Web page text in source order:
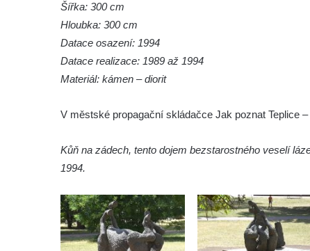
Socha Přátelství v ZOO Hluboká
Socha Matka příroda v ZOO Hluboká
Socha Kudlanka v ZOO Hluboká
Socha Rys číhající na srnu v ZOO Hluboká
Socha Kozorožec horský v ZOO Hluboká
Socha Včela v ZOO Hluboká
Socha Housenka v ZOO Hluboká
Šířka: 300 cm
Hloubka: 300 cm
Datace osazení: 1994
Datace realizace: 1989 až 1994
Materiál: kámen – diorit
V městské propagační skládačce Jak poznat Teplice
Kůň na zádech, tento dojem bezstarostného veselí
1994.